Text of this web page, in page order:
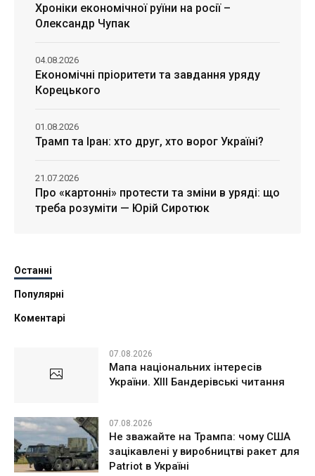
Хроніки економічної руїни на росії –
Олександр Чупак
Економічні пріоритети та завдання уряду
Корецького
04.08.2026
Трамп та Іран: хто друг, хто ворог Україні?
01.08.2026
Про «картонні» протести та зміни в уряді: що
треба розуміти — Юрій Сиротюк
21.07.2026
Останні
Популярні
Коментарі
07.08.2026
Мапа національних інтересів
України. ХІІІ Бандерівські читання
07.08.2026
Не зважайте на Трампа: чому США
зацікавлені у виробництві ракет для
Patriot в Україні